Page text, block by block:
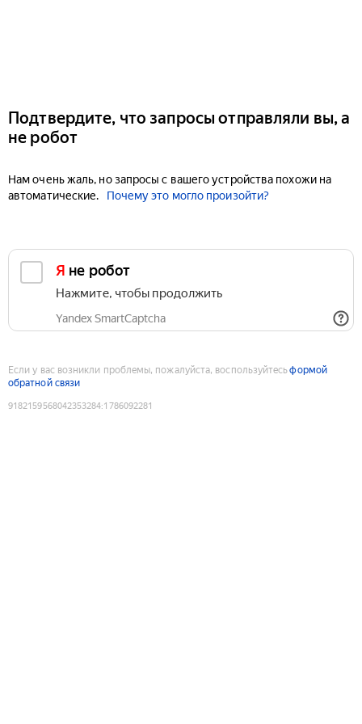
Подтвердите, что запросы отправляли вы, а
не робот
Нам очень жаль, но запросы с вашего устройства похожи на
автоматические.
Почему это могло произойти?
Я не робот
Нажмите, чтобы продолжить
Yandex SmartCaptcha
Если у вас возникли проблемы, пожалуйста, воспользуйтесьформой
обратной связи
9182159568042353284:1786092281